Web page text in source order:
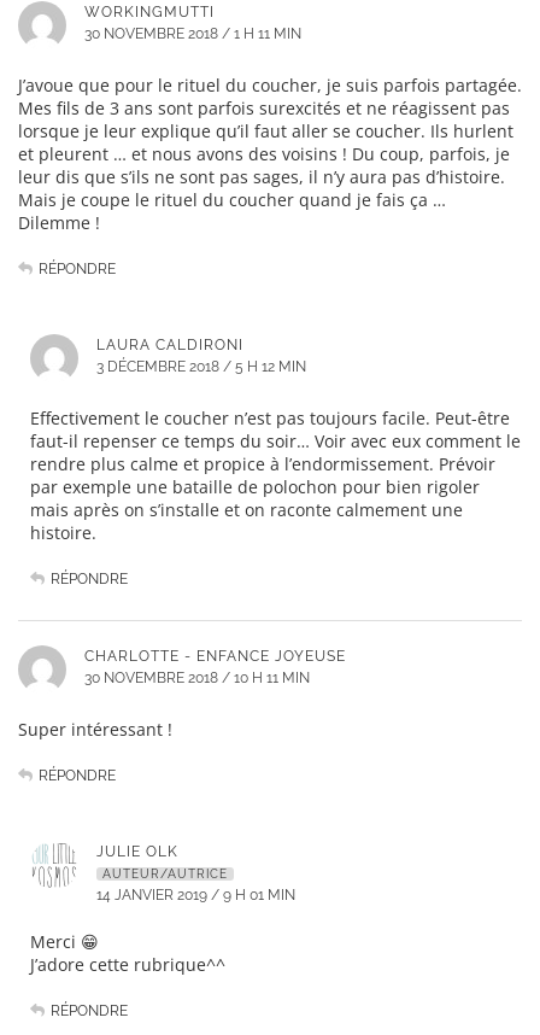
WORKINGMUTTI
30 NOVEMBRE 2018 / 1 H 11 MIN
J’avoue que pour le rituel du coucher, je suis parfois partagée.
Mes fils de 3 ans sont parfois surexcités et ne réagissent pas
lorsque je leur explique qu’il faut aller se coucher. Ils hurlent
et pleurent … et nous avons des voisins ! Du coup, parfois, je
leur dis que s’ils ne sont pas sages, il n’y aura pas d’histoire.
Mais je coupe le rituel du coucher quand je fais ça …
Dilemme !
RÉPONDRE
LAURA CALDIRONI
3 DÉCEMBRE 2018 / 5 H 12 MIN
Effectivement le coucher n’est pas toujours facile. Peut-être
faut-il repenser ce temps du soir… Voir avec eux comment le
rendre plus calme et propice à l’endormissement. Prévoir
par exemple une bataille de polochon pour bien rigoler
mais après on s’installe et on raconte calmement une
histoire.
RÉPONDRE
CHARLOTTE - ENFANCE JOYEUSE
30 NOVEMBRE 2018 / 10 H 11 MIN
Super intéressant !
RÉPONDRE
JULIE OLK
AUTEUR/AUTRICE
14 JANVIER 2019 / 9 H 01 MIN
Merci 😁
J’adore cette rubrique^^
RÉPONDRE